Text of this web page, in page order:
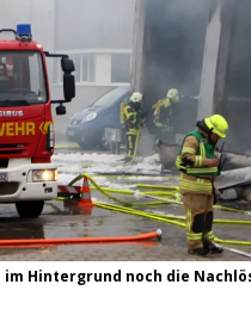
Hintergrund noch die